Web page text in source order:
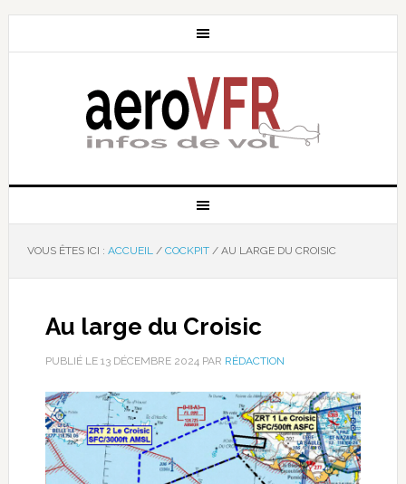
VOUS ÊTES ICI : ACCUEIL / COCKPIT /AU LARGE DU CROISIC
Au large du Croisic
PUBLIÉ LE 13 DÉCEMBRE 2024PAR RÉDACTION